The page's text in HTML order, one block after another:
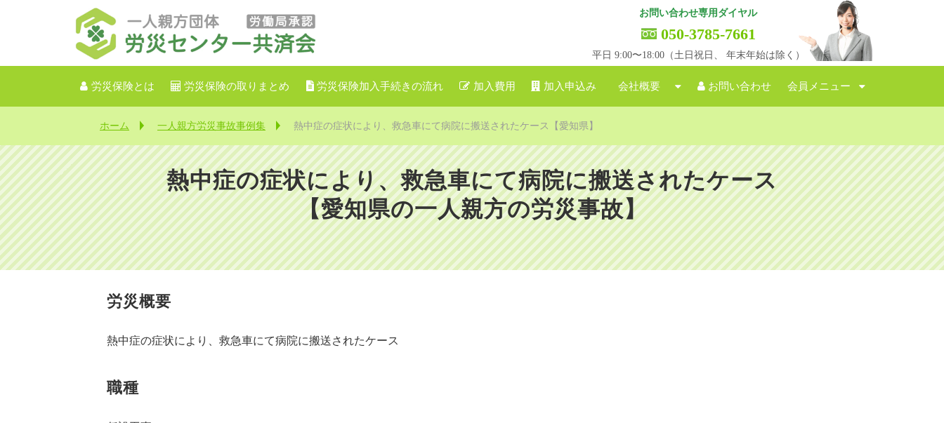
お問い合わせ専用ダイヤル
050-3785-7661
平日 9:00〜18:00（土日祝日、 年末年始は除く）
労災保険とは 労災保険の取りまとめ 労災保険加入手続きの流れ 加入費用 加入申込み 会社概要 お問い合わせ 会員メニュー
ホーム 一人親方労災事故事例集 熱中症の症状により、救急車にて病院に搬送されたケース【愛知県】
熱中症の症状により、救急車にて病院に搬送されたケース
【愛知県の一人親方の労災事故】
労災概要
熱中症の症状により、救急車にて病院に搬送されたケース
職種